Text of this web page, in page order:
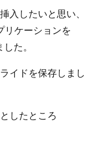
入したいと思い、
ケーションを
た。
イドを保存しまし
したところ